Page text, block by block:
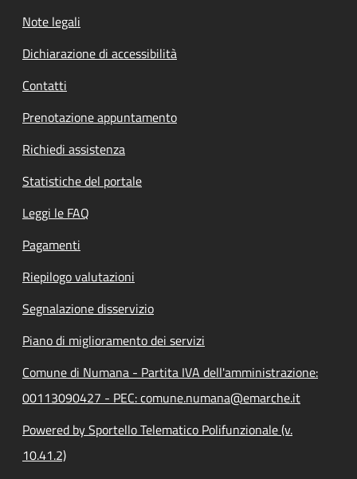
Note legali
Dichiarazione di accessibilità
Contatti
Prenotazione appuntamento
Richiedi assistenza
Statistiche del portale
Leggi le FAQ
Pagamenti
Riepilogo valutazioni
Segnalazione disservizio
Piano di miglioramento dei servizi
Comune di Numana - Partita IVA dell'amministrazione:
00113090427 - PEC: comune.numana@emarche.it
Powered by Sportello Telematico Polifunzionale (v.
10.41.2)